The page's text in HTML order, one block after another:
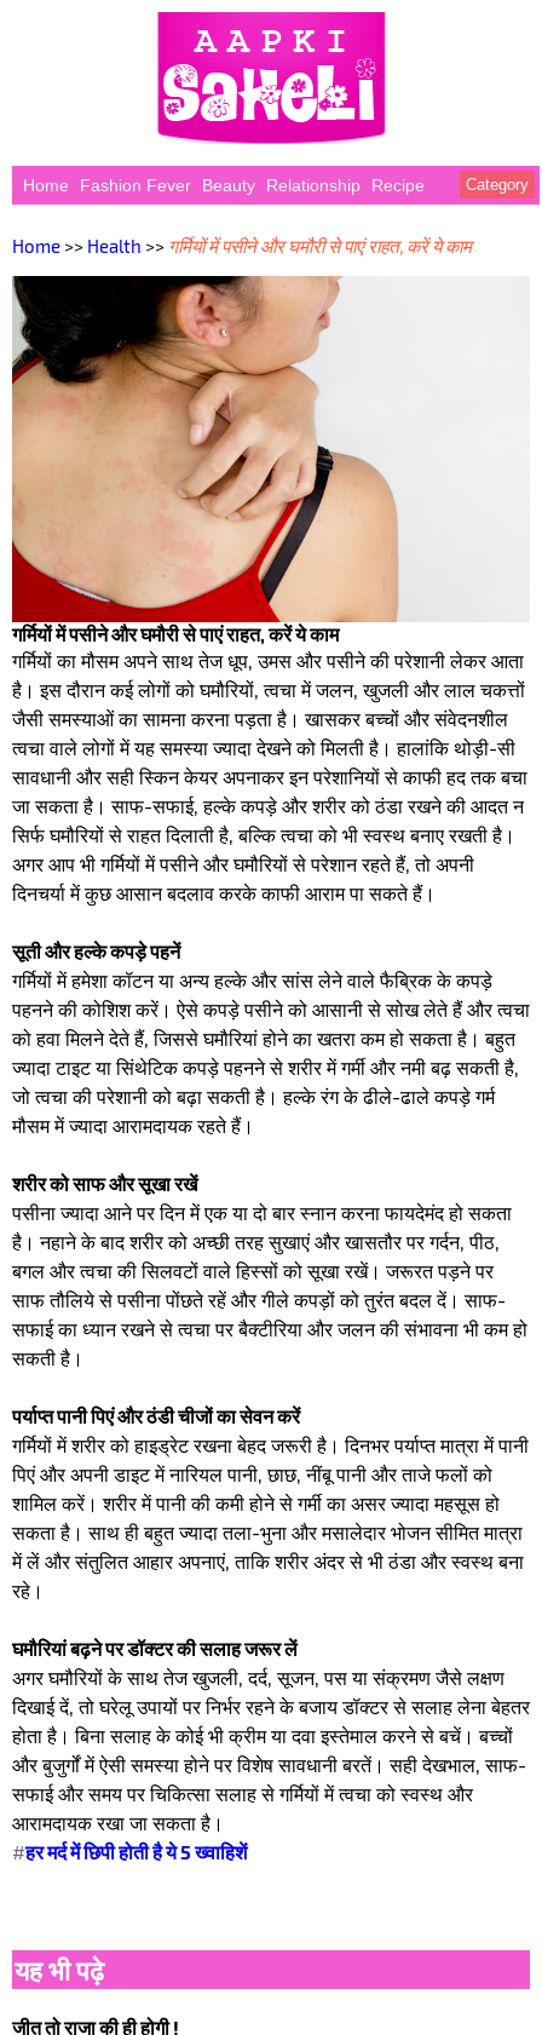
Home Fashion Fever Beauty Relationship Recipe Category
Home >> Health >> गर्मियों में पसीने और घमौरी से पाएं राहत, करें ये काम
गर्मियों में पसीने और घमौरी से पाएं राहत, करें ये काम
गर्मियों का मौसम अपने साथ तेज धूप, उमस और पसीने की परेशानी लेकर आता
है। इस दौरान कई लोगों को घमौरियों, त्वचा में जलन, खुजली और लाल चकत्तों
जैसी समस्याओं का सामना करना पड़ता है। खासकर बच्चों और संवेदनशील
त्वचा वाले लोगों में यह समस्या ज्यादा देखने को मिलती है। हालांकि थोड़ी-सी
सावधानी और सही स्किन केयर अपनाकर इन परेशानियों से काफी हद तक बचा
जा सकता है। साफ-सफाई, हल्के कपड़े और शरीर को ठंडा रखने की आदत न
सिर्फ घमौरियों से राहत दिलाती है, बल्कि त्वचा को भी स्वस्थ बनाए रखती है।
अगर आप भी गर्मियों में पसीने और घमौरियों से परेशान रहते हैं, तो अपनी
दिनचर्या में कुछ आसान बदलाव करके काफी आराम पा सकते हैं।
सूती और हल्के कपड़े पहनें
गर्मियों में हमेशा कॉटन या अन्य हल्के और सांस लेने वाले फैब्रिक के कपड़े
पहनने की कोशिश करें। ऐसे कपड़े पसीने को आसानी से सोख लेते हैं और त्वचा
को हवा मिलने देते हैं, जिससे घमौरियां होने का खतरा कम हो सकता है। बहुत
ज्यादा टाइट या सिंथेटिक कपड़े पहनने से शरीर में गर्मी और नमी बढ़ सकती है,
जो त्वचा की परेशानी को बढ़ा सकती है। हल्के रंग के ढीले-ढाले कपड़े गर्म
मौसम में ज्यादा आरामदायक रहते हैं।
शरीर को साफ और सूखा रखें
पसीना ज्यादा आने पर दिन में एक या दो बार स्नान करना फायदेमंद हो सकता
है। नहाने के बाद शरीर को अच्छी तरह सुखाएं और खासतौर पर गर्दन, पीठ,
बगल और त्वचा की सिलवटों वाले हिस्सों को सूखा रखें। जरूरत पड़ने पर
साफ तौलिये से पसीना पोंछते रहें और गीले कपड़ों को तुरंत बदल दें। साफ-
सफाई का ध्यान रखने से त्वचा पर बैक्टीरिया और जलन की संभावना भी कम हो
सकती है।
पर्याप्त पानी पिएं और ठंडी चीजों का सेवन करें
गर्मियों में शरीर को हाइड्रेट रखना बेहद जरूरी है। दिनभर पर्याप्त मात्रा में पानी
पिएं और अपनी डाइट में नारियल पानी, छाछ, नींबू पानी और ताजे फलों को
शामिल करें। शरीर में पानी की कमी होने से गर्मी का असर ज्यादा महसूस हो
सकता है। साथ ही बहुत ज्यादा तला-भुना और मसालेदार भोजन सीमित मात्रा
में लें और संतुलित आहार अपनाएं, ताकि शरीर अंदर से भी ठंडा और स्वस्थ बना
रहे।
घमौरियां बढ़ने पर डॉक्टर की सलाह जरूर लें
अगर घमौरियों के साथ तेज खुजली, दर्द, सूजन, पस या संक्रमण जैसे लक्षण
दिखाई दें, तो घरेलू उपायों पर निर्भर रहने के बजाय डॉक्टर से सलाह लेना बेहतर
होता है। बिना सलाह के कोई भी क्रीम या दवा इस्तेमाल करने से बचें। बच्चों
और बुजुर्गों में ऐसी समस्या होने पर विशेष सावधानी बरतें। सही देखभाल, साफ-
सफाई और समय पर चिकित्सा सलाह से गर्मियों में त्वचा को स्वस्थ और
आरामदायक रखा जा सकता है।
#हर मर्द में छिपी होती है ये 5 ख्वाहिशें
यह भी पढ़े
जीत तो राजा की ही होगी !